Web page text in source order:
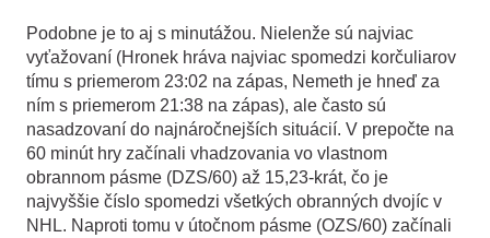
Podobne je to aj s minutážou. Nielenže sú najviac
vyťažovaní (Hronek hráva najviac spomedzi korčuliarov
tímu s priemerom 23:02 na zápas, Nemeth je hneď za
ním s priemerom 21:38 na zápas), ale často sú
nasadzovaní do najnáročnejších situácií. V prepočte na
60 minút hry začínali vhadzovania vo vlastnom
obrannom pásme (DZS/60) až 15,23-krát, čo je
najvyššie číslo spomedzi všetkých obranných dvojíc v
NHL. Naproti tomu v útočnom pásme (OZS/60) začínali